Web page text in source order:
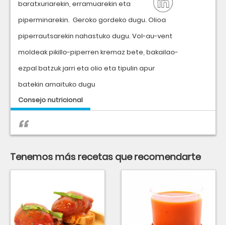
baratxuriarekin, erramuarekin eta
piperminarekin. Geroko gordeko dugu. Olioa
piperrautsarekin nahastuko dugu. Vol-au-vent
moldeak pikillo-piperren kremaz bete, bakailao-
ezpal batzuk jarri eta olio eta tipulin apur
batekin amaituko dugu
Consejo nutricional
Tenemos más recetas que recomendarte